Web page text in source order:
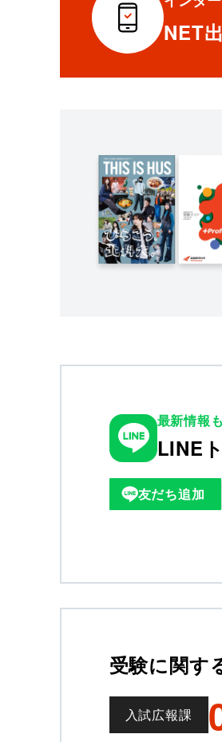
NET
最新情報
LINE
友だち追加
受験に関す
入試広報課